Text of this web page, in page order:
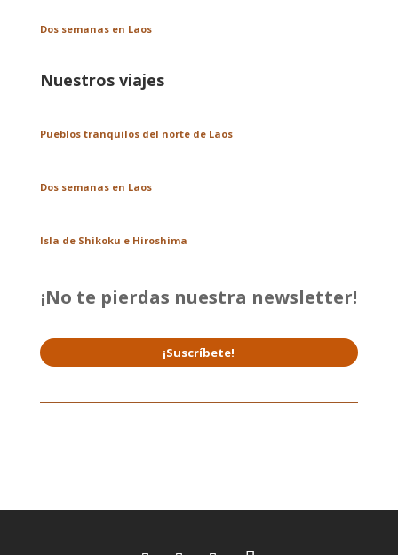
Dos semanas en Laos
Nuestros viajes
Pueblos tranquilos del norte de Laos
Dos semanas en Laos
Isla de Shikoku e Hiroshima
¡No te pierdas nuestra newsletter!
¡Suscríbete!